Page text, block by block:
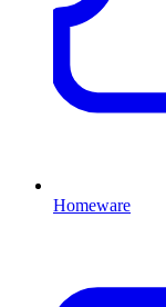
Homeware